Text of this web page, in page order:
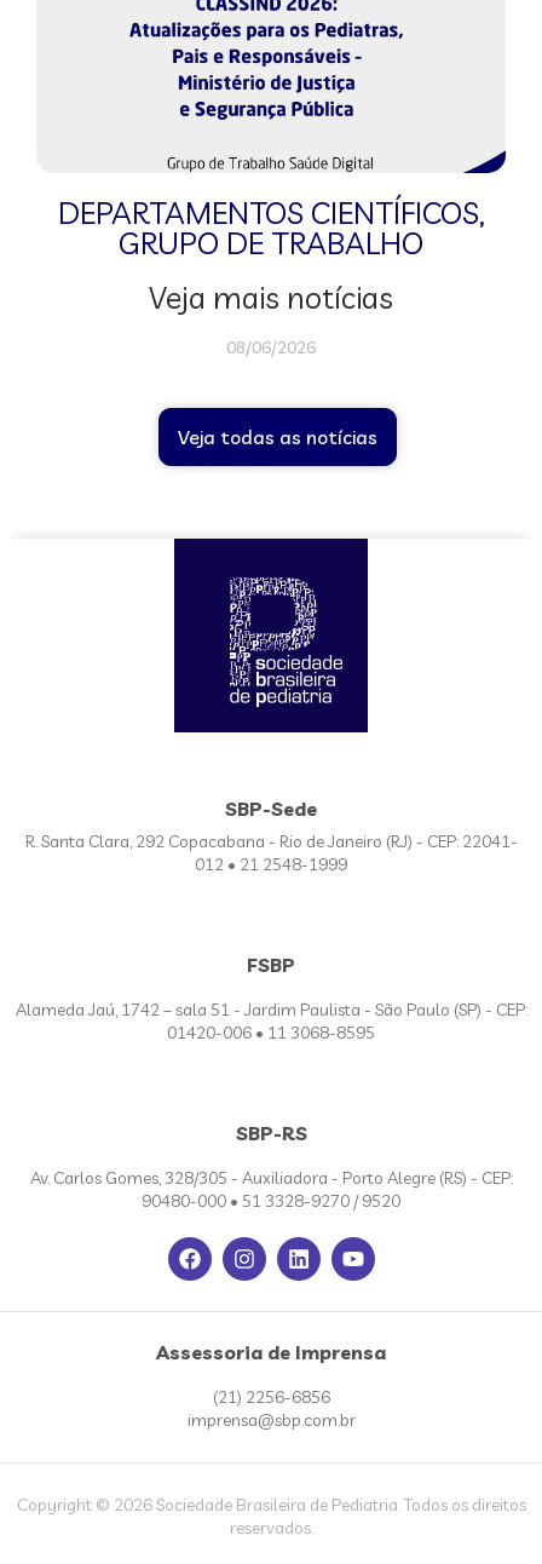
DEPARTAMENTOS CIENTÍFICOS,
GRUPO DE TRABALHO
Veja mais notícias
08/06/2026
Veja todas as notícias
SBP-Sede
R. Santa Clara, 292 Copacabana - Rio de Janeiro (RJ) - CEP: 22041-
012 • 21 2548-1999
FSBP
Alameda Jaú, 1742 – sala 51 - Jardim Paulista - São Paulo (SP) - CEP:
01420-006 • 11 3068-8595
SBP-RS
Av. Carlos Gomes, 328/305 - Auxiliadora - Porto Alegre (RS) - CEP:
90480-000 • 51 3328-9270 / 9520
Assessoria de Imprensa
(21) 2256-6856
imprensa@sbp.com.br
Copyright © 2026 Sociedade Brasileira de Pediatria. Todos os direitos
reservados.